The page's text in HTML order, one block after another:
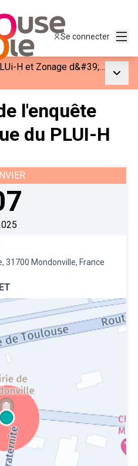
Se connecter
Enquête publique unique - PLUi-H et Zonage d&#39;Assainissement de Toulouse Métropole
l'enquête
du PLUI-H
31700 Mondonville, France